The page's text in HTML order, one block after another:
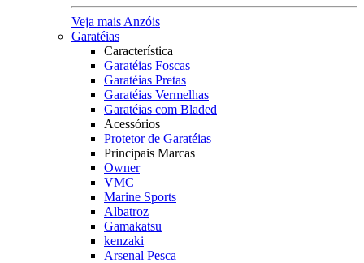
Veja mais Anzóis
Garatéias
Característica
Garatéias Foscas
Garatéias Pretas
Garatéias Vermelhas
Garatéias com Bladed
Acessórios
Protetor de Garatéias
Principais Marcas
Owner
VMC
Marine Sports
Albatroz
Gamakatsu
kenzaki
Arsenal Pesca